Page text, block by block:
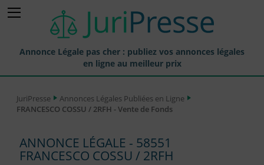
Annonce Légale pas cher : publiez vos annonces légales
en ligne au meilleur prix
Annonces Légales Publiées
Journaux Habilités (JAL) Annonces Légales
JuriPresse
Annonces Légales Publiées en Ligne
FRANCESCO COSSU / 2RFH - Vente de Fonds
ANNONCE LÉGALE - 58551
FRANCESCO COSSU / 2RFH